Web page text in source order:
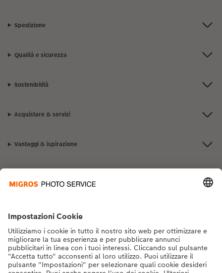
Spedizione
Qualità e sicurezza
Sostenibilità
Acquistare & servizi
Vantaggi & ispirazione
Se hai domande sui prodotti o sull'ordine, non esitare a contattarci dal
lunedì alla domenica dalle 9:00 alle 20:00 (esclusi i giorni festivi) al
numero di telefono043 5500 292 dal lunedì alla domenica, dalle 9:00 alle
20:00 (festività escluse)